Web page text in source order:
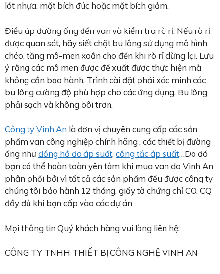
lót nhựa, mặt bích đúc hoặc mặt bích giảm.
Điều áp đường ống đến van và kiểm tra rò rỉ. Nếu rò rỉ
được quan sát, hãy siết chặt bu lông sử dụng mô hình
chéo, tăng mô-men xoắn cho đến khi rò rỉ dừng lại. Lưu
ý rằng các mô men được đề xuất được thực hiện mà
không cần bảo hành. Trình cài đặt phải xác minh các
bu lông cường độ phù hợp cho các ứng dụng. Bu lông
phải sạch và không bôi trơn.
Công ty Vinh An là đơn vị chuyên cung cấp các sản
phẩm van công nghiệp chính hãng , các thiết bị đường
ống nhưđồng hồ đo áp suất, công tắc áp suất…Do đó
bạn có thể hoàn toàn yên tâm khi mua van do Vinh An
phân phối bởi vì tất cả các sản phẩm đều được công ty
chúng tôi bảo hành 12 tháng, giấy tờ chứng chỉ CO, CQ
đầy đủ khi bạn cấp vào các dự án
Mọi thông tin Quý khách hàng vui lòng liên hệ:
CÔNG TY TNHH THIẾT BỊ CÔNG NGHỆ VINH AN